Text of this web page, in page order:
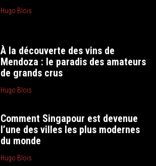
Hugo Blois
À la découverte des vins de
Mendoza : le paradis des amateurs
de grands crus
Hugo Blois
Comment Singapour est devenue
l’une des villes les plus modernes
du monde
Hugo Blois